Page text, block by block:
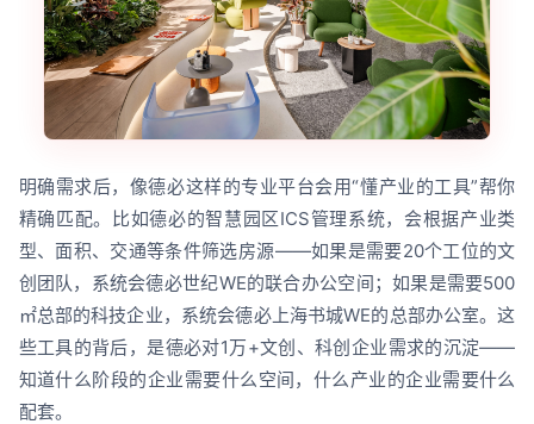
明确需求后，像德必这样的专业平台会用“懂产业的工具”帮你
精确匹配。比如德必的智慧园区ICS管理系统，会根据产业类
型、面积、交通等条件筛选房源——如果是需要20个工位的文
创团队，系统会德必世纪WE的联合办公空间；如果是需要500
㎡总部的科技企业，系统会德必上海书城WE的总部办公室。这
些工具的背后，是德必对1万+文创、科创企业需求的沉淀——
知道什么阶段的企业需要什么空间，什么产业的企业需要什么
配套。